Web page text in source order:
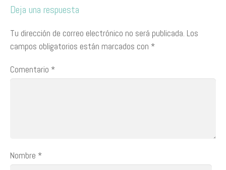
Deja una respuesta
Tu dirección de correo electrónico no será publicada. Los
campos obligatorios están marcados con *
Comentario *
Nombre *